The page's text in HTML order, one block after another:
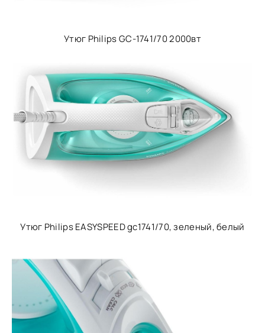
Утюг Philips GC-1741/70 2000вт
Утюг Philips EASYSPEED gc1741/70, зеленый, белый